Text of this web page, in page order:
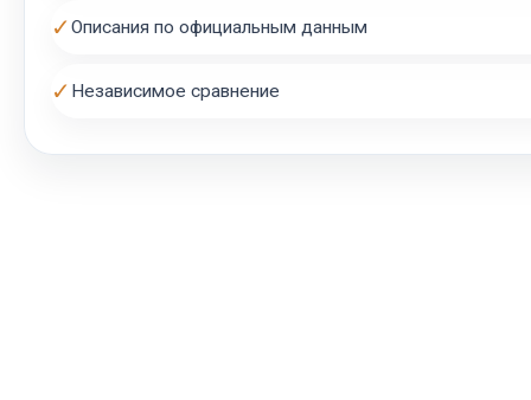
✓Описания по официальным данным
✓ Независимое сравнение